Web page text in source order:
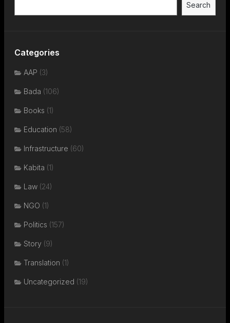
Search
Categories
AAP (3)
Bada (106)
Books (1)
Education (58)
Infrastructure (60)
Kabita (1)
Law (24)
NGO (1)
Politics (157)
Story (9)
Translation (1)
Uncategorized (19)